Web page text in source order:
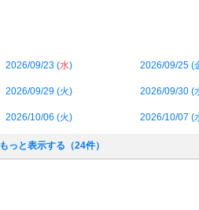
2026/09/23 (水) 2026/09/25 (
2026/09/29 (火) 2026/09/30 (
2026/10/06 (火) 2026/10/07 (
もっと表示する（24件）